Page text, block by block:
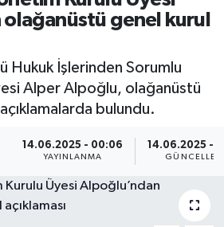
genel kurul
Hukuk İşlerinden Sorumlu
Alper Alpoğlu, olağanüstü
bulundu.
14.06.2025 - 00:06
YAYINLANMA
14.06.2025 -
Yayın izle